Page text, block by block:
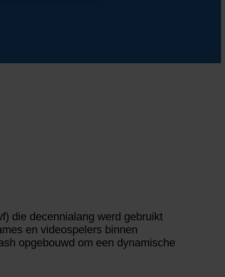
die decennialang werd gebruikt
en videospelers binnen
opgebouwd om een dynamische